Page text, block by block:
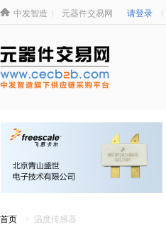
中发智造 元器件交易网 请登录
首页 > 温度传感器